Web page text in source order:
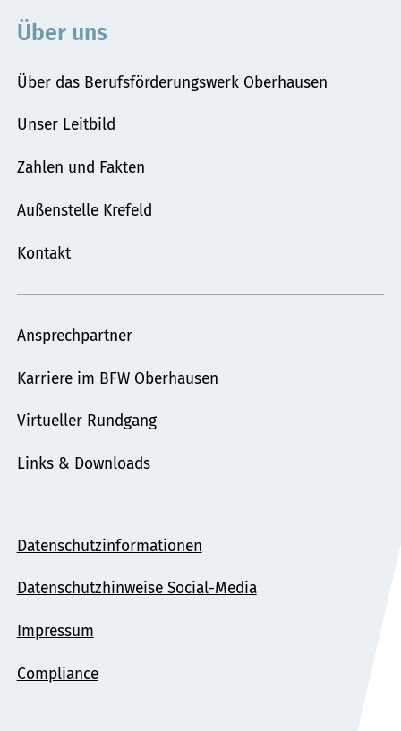
Über uns
Über das Berufsförderungswerk Oberhausen
Unser Leitbild
Zahlen und Fakten
Außenstelle Krefeld
Kontakt
Ansprechpartner
Karriere im BFW Oberhausen
Virtueller Rundgang
Links & Downloads
Datenschutzinformationen
Datenschutzhinweise Social-Media
Impressum
Compliance